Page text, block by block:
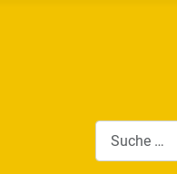
Search